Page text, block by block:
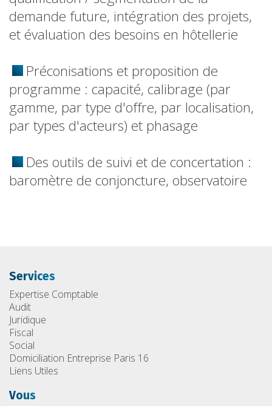
demande future, intégration des projets,
et évaluation des besoins en hôtellerie
Préconisations et proposition de
programme : capacité, calibrage (par
gamme, par type d'offre, par localisation,
par types d'acteurs) et phasage
Des outils de suivi et de concertation :
baromètre de conjoncture, observatoire
Services
Expertise Comptable
Audit
Juridique
Fiscal
Social
Domiciliation Entreprise Paris 16
Liens Utiles
Vous